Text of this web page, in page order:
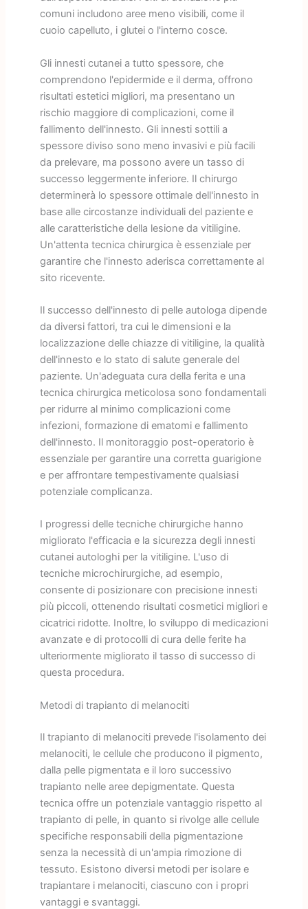
comuni includono aree meno visibili, come il
cuoio capelluto, i glutei o l'interno cosce.
Gli innesti cutanei a tutto spessore, che
comprendono l'epidermide e il derma, offrono
risultati estetici migliori, ma presentano un
rischio maggiore di complicazioni, come il
fallimento dell'innesto. Gli innesti sottili a
spessore diviso sono meno invasivi e più facili
da prelevare, ma possono avere un tasso di
successo leggermente inferiore. Il chirurgo
determinerà lo spessore ottimale dell'innesto in
base alle circostanze individuali del paziente e
alle caratteristiche della lesione da vitiligine.
Un'attenta tecnica chirurgica è essenziale per
garantire che l'innesto aderisca correttamente al
sito ricevente.
Il successo dell'innesto di pelle autologa dipende
da diversi fattori, tra cui le dimensioni e la
localizzazione delle chiazze di vitiligine, la qualità
dell'innesto e lo stato di salute generale del
paziente. Un'adeguata cura della ferita e una
tecnica chirurgica meticolosa sono fondamentali
per ridurre al minimo complicazioni come
infezioni, formazione di ematomi e fallimento
dell'innesto. Il monitoraggio post-operatorio è
essenziale per garantire una corretta guarigione
e per affrontare tempestivamente qualsiasi
potenziale complicanza.
I progressi delle tecniche chirurgiche hanno
migliorato l'efficacia e la sicurezza degli innesti
cutanei autologhi per la vitiligine. L'uso di
tecniche microchirurgiche, ad esempio,
consente di posizionare con precisione innesti
più piccoli, ottenendo risultati cosmetici migliori e
cicatrici ridotte. Inoltre, lo sviluppo di medicazioni
avanzate e di protocolli di cura delle ferite ha
ulteriormente migliorato il tasso di successo di
questa procedura.
Metodi di trapianto di melanociti
Il trapianto di melanociti prevede l'isolamento dei
melanociti, le cellule che producono il pigmento,
dalla pelle pigmentata e il loro successivo
trapianto nelle aree depigmentate. Questa
tecnica offre un potenziale vantaggio rispetto al
trapianto di pelle, in quanto si rivolge alle cellule
specifiche responsabili della pigmentazione
senza la necessità di un'ampia rimozione di
tessuto. Esistono diversi metodi per isolare e
trapiantare i melanociti, ciascuno con i propri
vantaggi e svantaggi.